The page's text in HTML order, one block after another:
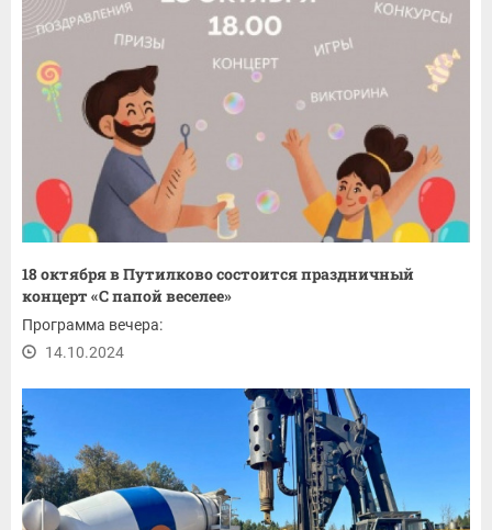
18 октября в Путилково состоится праздничный
концерт «С папой веселее»
Программа вечера:
14.10.2024